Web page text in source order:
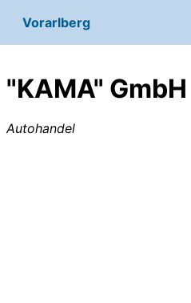
Vorarlberg
"KAMA" GmbH
Autohandel